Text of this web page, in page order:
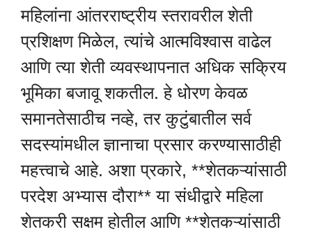
महिलांना आंतरराष्ट्रीय स्तरावरील शेती
प्रशिक्षण मिळेल, त्यांचे आत्मविश्वास वाढेल
आणि त्या शेती व्यवस्थापनात अधिक सक्रिय
भूमिका बजावू शकतील. हे धोरण केवळ
समानतेसाठीच नव्हे, तर कुटुंबातील सर्व
सदस्यांमधील ज्ञानाचा प्रसार करण्यासाठीही
महत्त्वाचे आहे. अशा प्रकारे, **शेतकऱ्यांसाठी
परदेश अभ्यास दौरा** या संधीद्वारे महिला
शेतकरी सक्षम होतील आणि **शेतकऱ्यांसाठी